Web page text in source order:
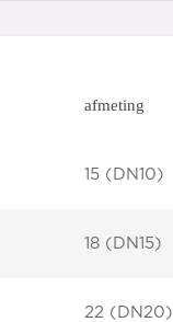
afmeting
15 (DN10)
18 (DN15)
22 (DN20)